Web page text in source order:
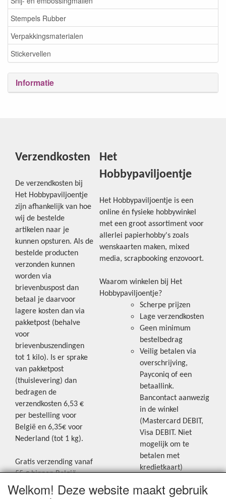
Stempels Rubber
Verpakkingsmaterialen
Stickervellen
Informatie
Verzendkosten
De verzendkosten bij
Het Hobbypaviljoentje
zijn afhankelijk van hoe
wij de bestelde
artikelen naar je
kunnen opsturen. Als de
bestelde producten
verzonden kunnen
worden via
brievenbuspost dan
betaal je daarvoor
lagere kosten dan via
pakketpost (behalve
voor
brievenbuszendingen
tot 1 kilo). Is er sprake
van pakketpost
(thuislevering) dan
bedragen de
verzendkosten 6,53 €
per bestelling voor
België en 6,35€ voor
Nederland (tot 1 kg).
Gratis verzending vanaf
55 € binnen België.
Gratis verzending vanaf
65 € naar Nederland.
Het
Hobbypaviljoentje
Het Hobbypaviljoentje is een
online én fysieke hobbywinkel
met een groot assortiment voor
allerlei papierhobby's zoals
wenskaarten maken, mixed
media, scrapbooking enzovoort.
Waarom winkelen bij Het
Hobbypaviljoentje?
Scherpe prijzen
Lage verzendkosten
Geen minimum
bestelbedrag
Veilig betalen via
overschrijving,
Payconiq of een
betaallink.
Bancontact aanwezig
in de winkel
(Mastercard DEBIT,
Visa DEBIT. Niet
mogelijk om te
betalen met
kredietkaart)
Blijf op de hoogte van de laatste
Welkom! Deze website maakt gebruik